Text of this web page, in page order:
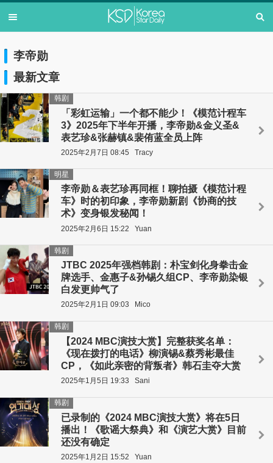
李帝勋
最新文章
「彩虹运输」一个都不能少！《模范计程车
3》2025年下半年开播，李帝勋&金义圣&
表艺珍&张赫镇&裴侑蓝全员上阵
韩剧
2025年2月7日 08:45 Tracy
李帝勋＆表艺珍再同框！聊拍摄《模范计程
车》时的初印象，李帝勋新剧《协商的技
术》变身银发秘闻！
明星
2025年2月6日 15:22 Yuan
JTBC 2025年强档韩剧：朴宝剑化身拳击金
牌选手、金惠子&孙锡久组CP、李帝勋染银
白发更帅气了
韩剧
2025年2月1日 09:03 Mico
【2024 MBC演技大赏】完整获奖名单：
《现在拨打的电话》柳演锡&蔡秀彬最佳
CP，《如此亲密的背叛者》韩石圭夺大赏
韩剧
2025年1月5日 19:33 Sani
已录制的《2024 MBC演技大赏》将在5日
播出！《歌谣大祭典》和《演艺大赏》目前
还没有确定
韩剧
2025年1月2日 15:52 Yuan